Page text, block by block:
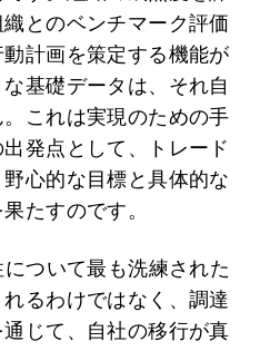
とのベンチマーク評価
計画を策定する機能が
基礎データは、それ自
これは実現のための手
発点として、トレード
心的な目標と具体的な
たすのです。
ついて最も洗練された
るわけではなく、調達
じて、自社の移行が真